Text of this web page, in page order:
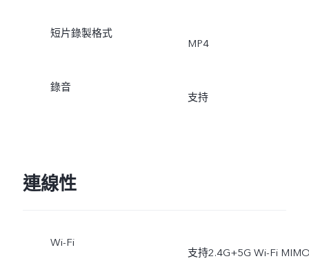
短片錄製格式
MP4
錄音
支持
連線性
Wi-Fi
支持2.4G+5G Wi-Fi